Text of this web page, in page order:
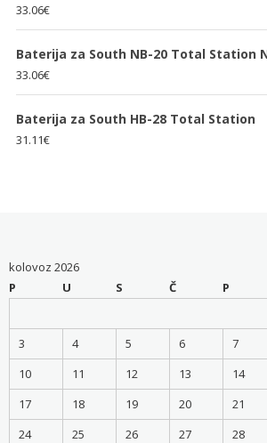
33.06€
Baterija za South NB-20 Total Station
33.06€
Baterija za South HB-28 Total Station
31.11€
kolovoz 2026
P
U S Č P
3
4 5 6 7
10
11 12 13 14
17
18 19 20 21
24
25 26 27 28